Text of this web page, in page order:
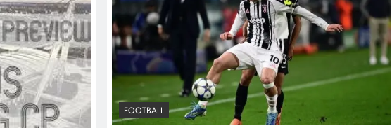
FOOTBALL